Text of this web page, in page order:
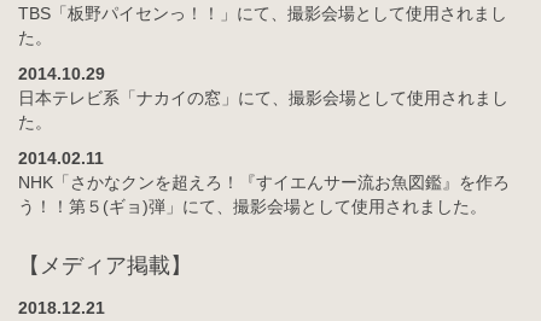
TBS「板野パイセンっ！！」にて、撮影会場として使用されまし
た。
2014.10.29
日本テレビ系「ナカイの窓」にて、撮影会場として使用されまし
た。
2014.02.11
NHK「さかなクンを超えろ！『すイエんサー流お魚図鑑』を作ろ
う！！第５(ギョ)弾」にて、撮影会場として使用されました。
【メディア掲載】
2018.12.21